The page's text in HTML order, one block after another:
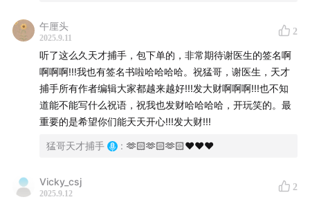
剪辑：
午厘头
2025.9.11
2
听了这么久天才捕手，包下单的，非常期待谢医生的签名啊
啊啊啊!!!我也有签名书啦哈哈哈哈。祝猛哥，谢医生，天才
捕手所有作者编辑大家都越来越好!!!发大财啊啊啊!!!也不知
道能不能写什么祝语，祝我也发财哈哈哈哈，开玩笑的。最
重要的是希望你们能天天开心!!!发大财!!!
猛哥天才捕手 : 🫶🏻🫶🏻🫶🏻❤️❤️❤️
Vicky_csj
2025.9.12
2